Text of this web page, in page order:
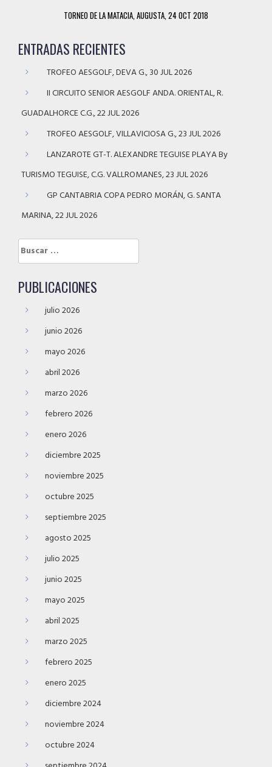
TORNEO DE LA MATACIA, AUGUSTA, 24 OCT 2018
ENTRADAS RECIENTES
TROFEO AESGOLF, DEVA G., 30 JUL 2026
II CIRCUITO SENIOR AESGOLF ANDA. ORIENTAL, R.
GUADALHORCE C.G., 22 JUL 2026
TROFEO AESGOLF, VILLAVICIOSA G., 23 JUL 2026
LANZAROTE GT-T. ALEXANDRE TEGUISE PLAYA By
TURISMO TEGUISE, C.G. VALLROMANES, 23 JUL 2026
GP CANTABRIA COPA PEDRO MORÁN, G. SANTA
MARINA, 22 JUL 2026
Buscar:
PUBLICACIONES
julio 2026
junio 2026
mayo 2026
abril 2026
marzo 2026
febrero 2026
enero 2026
diciembre 2025
noviembre 2025
octubre 2025
septiembre 2025
agosto 2025
julio 2025
junio 2025
mayo 2025
abril 2025
marzo 2025
febrero 2025
enero 2025
diciembre 2024
noviembre 2024
octubre 2024